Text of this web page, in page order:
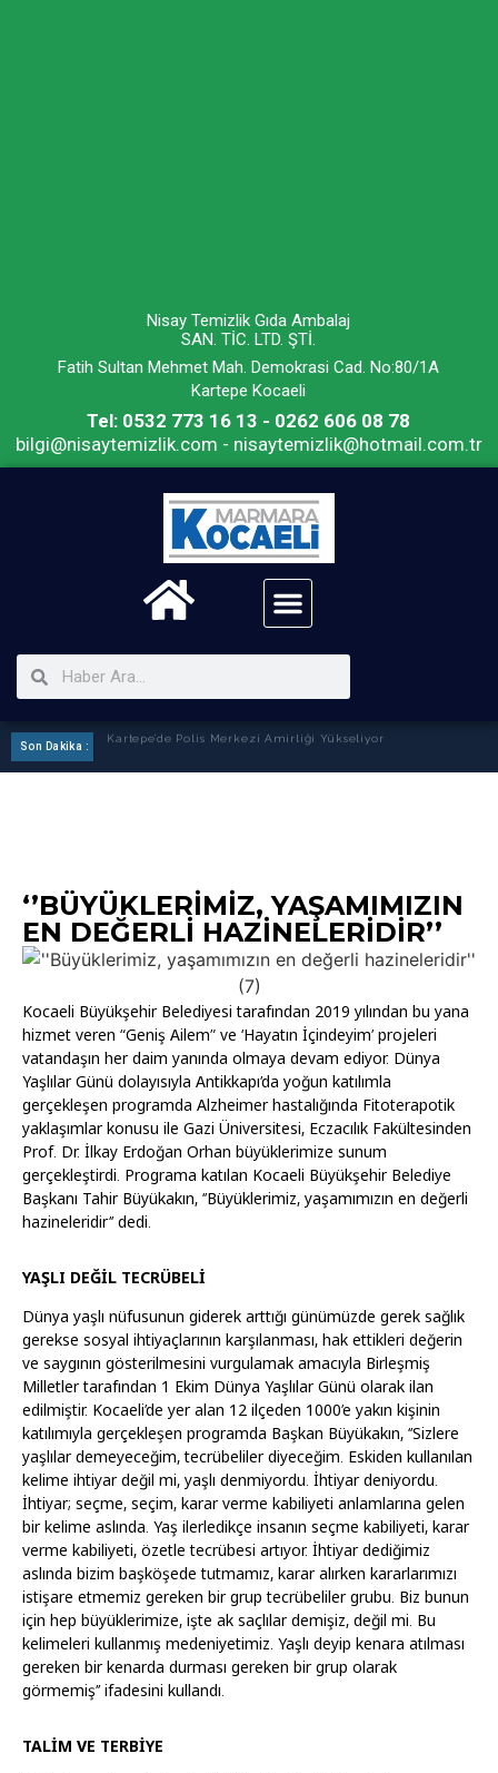
Nisay Temizlik Gıda Ambalaj
SAN. TİC. LTD. ŞTİ.
Fatih Sultan Mehmet Mah. Demokrasi Cad. No:80/1A
Kartepe Kocaeli
Tel: 0532 773 16 13 - 0262 606 08 78
bilgi@nisaytemizlik.com - nisaytemizlik@hotmail.com.tr
Kartepe’de Polis Merkezi Amirliği Yükseliyor
Son Dakika :
‘’BÜYÜKLERIMIZ, YAŞAMIMIZIN
EN DEĞERLI HAZINELERIDIR’’
Kocaeli Büyükşehir Belediyesi tarafından 2019 yılından bu yana
hizmet veren “Geniş Ailem” ve ‘Hayatın İçindeyim’ projeleri
vatandaşın her daim yanında olmaya devam ediyor. Dünya
Yaşlılar Günü dolayısıyla Antikkapı’da yoğun katılımla
gerçekleşen programda Alzheimer hastalığında Fitoterapotik
yaklaşımlar konusu ile Gazi Üniversitesi, Eczacılık Fakültesinden
Prof. Dr. İlkay Erdoğan Orhan büyüklerimize sunum
gerçekleştirdi. Programa katılan Kocaeli Büyükşehir Belediye
Başkanı Tahir Büyükakın, ‘’Büyüklerimiz, yaşamımızın en değerli
hazineleridir’’ dedi.
YAŞLI DEĞİL TECRÜBELİ
Dünya yaşlı nüfusunun giderek arttığı günümüzde gerek sağlık
gerekse sosyal ihtiyaçlarının karşılanması, hak ettikleri değerin
ve saygının gösterilmesini vurgulamak amacıyla Birleşmiş
Milletler tarafından 1 Ekim Dünya Yaşlılar Günü olarak ilan
edilmiştir. Kocaeli’de yer alan 12 ilçeden 1000’e yakın kişinin
katılımıyla gerçekleşen programda Başkan Büyükakın, ‘’Sizlere
yaşlılar demeyeceğim, tecrübeliler diyeceğim. Eskiden kullanılan
kelime ihtiyar değil mi, yaşlı denmiyordu. İhtiyar deniyordu.
İhtiyar; seçme, seçim, karar verme kabiliyeti anlamlarına gelen
bir kelime aslında. Yaş ilerledikçe insanın seçme kabiliyeti, karar
verme kabiliyeti, özetle tecrübesi artıyor. İhtiyar dediğimiz
aslında bizim başköşede tutmamız, karar alırken kararlarımızı
istişare etmemiz gereken bir grup tecrübeliler grubu. Biz bunun
için hep büyüklerimize, işte ak saçlılar demişiz, değil mi. Bu
kelimeleri kullanmış medeniyetimiz. Yaşlı deyip kenara atılması
gereken bir kenarda durması gereken bir grup olarak
görmemiş’’ ifadesini kullandı.
TALİM VE TERBİYE